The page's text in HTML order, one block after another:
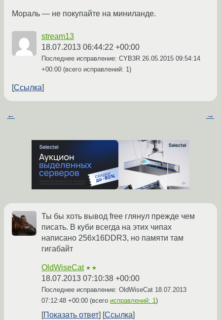
Мораль — не покупайте на миниланде.
stream13
18.07.2013 06:44:22 +00:00
Последнее исправление: CYB3R 26.05.2015 09:54:14
+00:00 (всего исправлений: 1)
Ссылка
← →
Ты бы хоть вывод free глянул прежде чем
писать. В куби всегда на этих чипах
написано 256х16DDR3, но памяти там
гигабайт
OldWiseCat ★★
18.07.2013 07:10:38 +00:00
Последнее исправление: OldWiseCat 18.07.2013
07:12:48 +00:00 (всего исправлений: 1)
Показать ответ Ссылка